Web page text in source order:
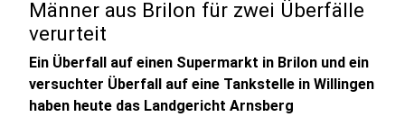
Männer aus Brilon für zwei Überfälle
verurteit
Ein Überfall auf einen Supermarkt in Brilon und ein
versuchter Überfall auf eine Tankstelle in Willingen
haben heute das Landgericht Arnsberg